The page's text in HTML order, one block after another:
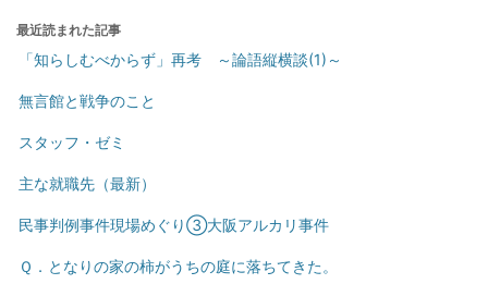
最近読まれた記事
「知らしむべからず」再考 ～論語縦横談(1)～
無言館と戦争のこと
スタッフ・ゼミ
主な就職先（最新）
民事判例事件現場めぐり③大阪アルカリ事件
Ｑ．となりの家の柿がうちの庭に落ちてきた。